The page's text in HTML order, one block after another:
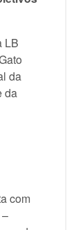
LB
da
da
com
–